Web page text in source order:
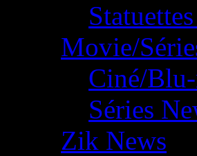
Movie/
Ciné/
Séries
Zik News